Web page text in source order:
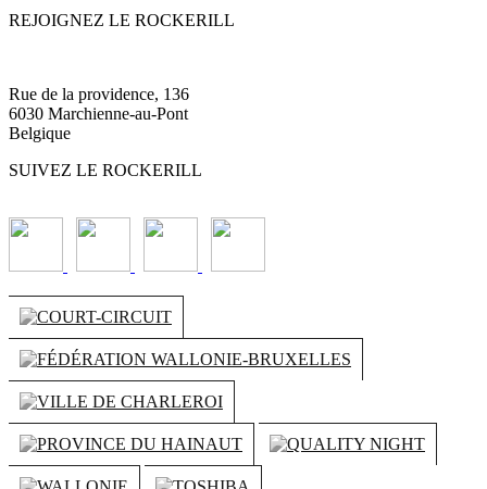
REJOIGNEZ LE ROCKERILL
Rue de la providence, 136
6030 Marchienne-au-Pont
Belgique
SUIVEZ LE ROCKERILL